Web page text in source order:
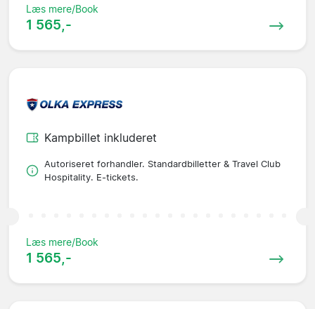
Læs mere/Book
1 565,-
Kampbillet inkluderet
Autoriseret forhandler. Standardbilletter & Travel Club
Hospitality. E-tickets.
Læs mere/Book
1 565,-